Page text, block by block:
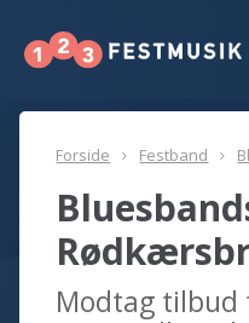
Forside Festband
Modtag tilbud